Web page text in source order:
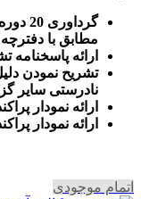
مطابق با
ارائه
تشریح نمودن
نادرستی سایر
ارائه نمودار
رائه نمودار
اتمام موجودی